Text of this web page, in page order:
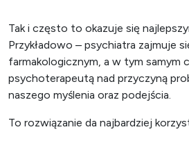
Tak i często to okazuje się
Przykładowo – psychiatra zajmuje
farmakologicznym, a w tym samym
psychoterapeutą nad przyczyną
naszego myślenia oraz podejścia.
To rozwiązanie da najbardziej